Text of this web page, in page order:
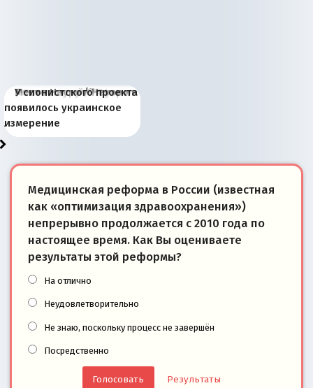
Киевская марионетка
Запада рассказала о
«переобувании» хозяев
В России назрели
перемены: 15 шагов к
суверенной экономике
Миграционный пожар
Европы
Россия начинает
сбрасывать балласт
Анкориджа
Россия зимой 1904
года: первые уступки во
внутренней политике
Русская нация вчера и
сегодня
Почему правый крах в
Варшаве не поможет её
отношениям с Россией?
Место Науру / Науэро в
современной истории
Южной Осетии
У сионистского проекта
появилось украинское
измерение
Медицинская реформа в России (известная
как «оптимизация здравоохранения»)
непрерывно продолжается с 2010 года по
настоящее время. Как Вы оцениваете
результаты этой реформы?
На отлично
Неудовлетворительно
Не знаю, поскольку процесс не завершён
Посредственно
Результаты